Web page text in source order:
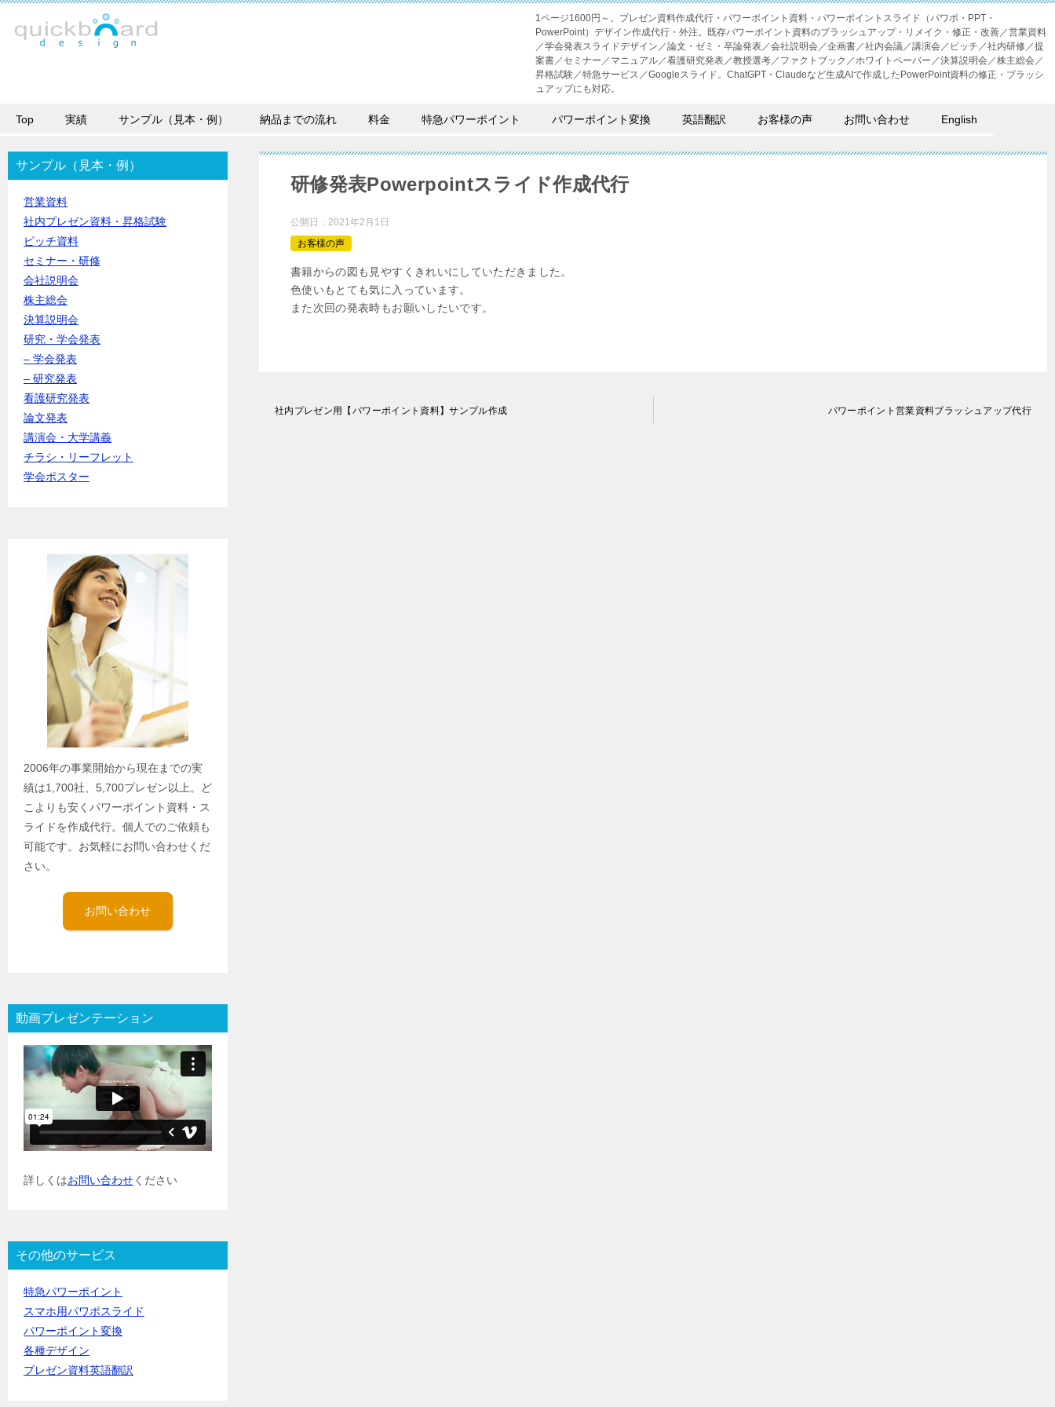
1ページ1600円～。プレゼン資料作成代行・パワーポイント資料・パワーポイントスライド（パワポ・PPT・
PowerPoint）デザイン作成代行・外注。既存パワーポイント資料のブラッシュアップ・リメイク・修正・改善／営業資料
／学会発表スライドデザイン／論文・ゼミ・卒論発表／会社説明会／企画書／社内会議／講演会／ピッチ／社内研修／提
案書／セミナー／マニュアル／看護研究発表／教授選考／ファクトブック／ホワイトペーパー／決算説明会／株主総会／
昇格試験／特急サービス／Googleスライド。ChatGPT・Claudeなど生成AIで作成したPowerPoint資料の修正・ブラッシ
ュアップにも対応。
Top 実績 サンプル（見本・例） 納品までの流れ 料金 特急パワーポイント パワーポイント変換 英語翻訳 お客様の声 お問い合わせ English
研修発表Powerpointスライド作成代行
公開日： 2021年2月1日
お客様の声
書籍からの図も見やすくきれいにしていただきました。
色使いもとても気に入っています。
また次回の発表時もお願いしたいです。
投社内プレゼン用【パワーポイント資料】サンプル作成 パワーポイント営業資料ブラッシュアップ代行
サンプル（見本・例）
営業資料
社内プレゼン資料・昇格試験
ピッチ資料
セミナー・研修
会社説明会
株主総会
決算説明会
研究・学会発表
– 学会発表
– 研究発表
看護研究発表
論文発表
講演会・大学講義
チラシ・リーフレット
学会ポスター
2006年の事業開始から現在までの実
績は1,700社、5,700プレゼン以上。ど
こよりも安くパワーポイント資料・ス
ライドを作成代行。個人でのご依頼も
可能です。お気軽にお問い合わせくだ
さい。
お問い合わせ
動画プレゼンテーション
詳しくはお問い合わせください
その他のサービス
特急パワーポイント
スマホ用パワポスライド
パワーポイント変換
各種デザイン
プレゼン資料英語翻訳